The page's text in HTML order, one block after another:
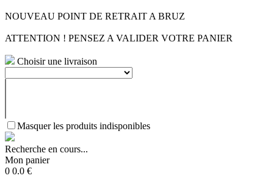
NOUVEAU POINT DE RETRAIT A BRUZ
ATTENTION ! PENSEZ A VALIDER VOTRE PANIER
Choisir une livraison
Masquer les produits indisponibles
Recherche en cours...
Mon panier
0 0.0 €